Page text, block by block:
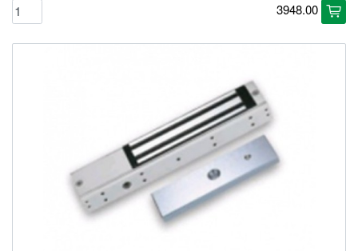
3948.00 cart